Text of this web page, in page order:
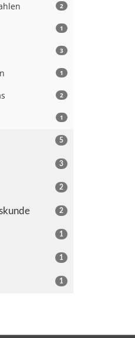
2
1
3
1
2
1
5
3
2
2
1
1
1